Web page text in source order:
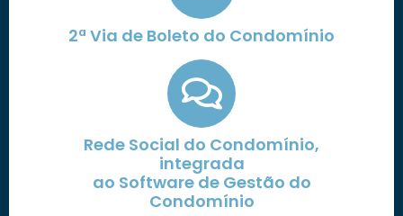
2ª Via de Boleto do Condomínio
Rede Social do Condomínio,
integrada
ao Software de Gestão do
Condomínio